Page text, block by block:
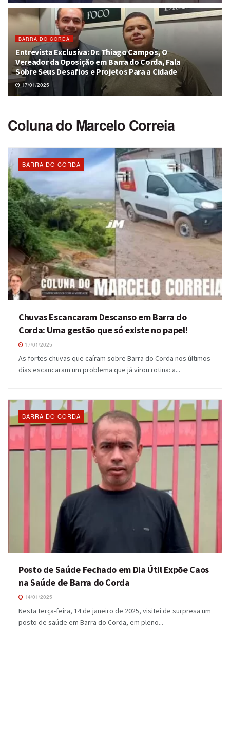
BARRA DO CORDA
Entrevista Exclusiva: Dr. Thiago Campos, O
Vereador da Oposição em Barra do Corda, Fala
Sobre Seus Desafios e Projetos Para a Cidade
17/01/2025
Coluna do Marcelo Correia
BARRA DO CORDA
Chuvas Escancaram Descanso em Barra do
Corda: Uma gestão que só existe no papel!
17/01/2025
As fortes chuvas que caíram sobre Barra do Corda nos últimos
dias escancaram um problema que já virou rotina: a...
BARRA DO CORDA
Posto de Saúde Fechado em Dia Útil Expõe Caos
na Saúde de Barra do Corda
14/01/2025
Nesta terça-feira, 14 de janeiro de 2025, visitei de surpresa um
posto de saúde em Barra do Corda, em pleno...